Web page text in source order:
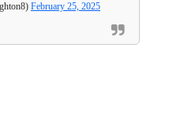
February 25, 2025